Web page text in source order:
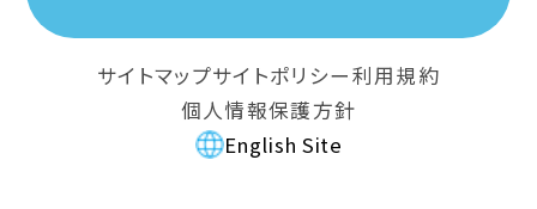
サイトマップサイトポリシー利用規約
個人情報保護方針
English Site